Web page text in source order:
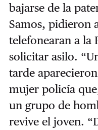
bajarse de la
Samos, pidieron
telefonearan a la
solicitar asilo.
tarde
mujer policía
un grupo de
revive el joven.